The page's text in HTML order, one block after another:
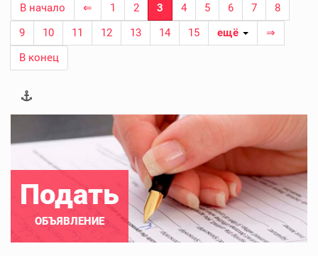
В начало ⇐ 1 2 3 4 5 6 7
8
9
10 11 12 13 14 15 ещё
⇒
В конец
Подать
ОБЪЯВЛЕНИЕ